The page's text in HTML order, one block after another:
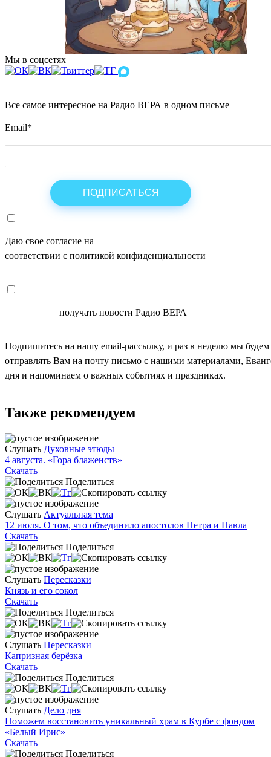
Мы в соцсетях
Все самое интересное на Радио ВЕРА в одном письме
Email*
Даю свое согласие на
соответствии с политикой конфиденциальности
получать новости Радио ВЕРА
Подпишитесь на нашу email-рассылку, и раз в неделю мы будем
отправлять Вам на почту письмо с нашими материалами,
дня и напоминаем о важных событиях и праздниках.
Также рекомендуем
Слушать Духовные этюды
4 августа. «Гора блаженств»
Скачать
Поделиться
Слушать Актуальная тема
12 июля. О том, что объединило апостолов Петра и Павла
Скачать
Поделиться
Слушать Пересказки
Князь и его сокол
Скачать
Поделиться
Слушать Пересказки
Капризная берёзка
Скачать
Поделиться
Слушать Дело дня
Поможем восстановить уникальный храм в Курбе с фондом
«Белый Ирис»
Скачать
Поделиться